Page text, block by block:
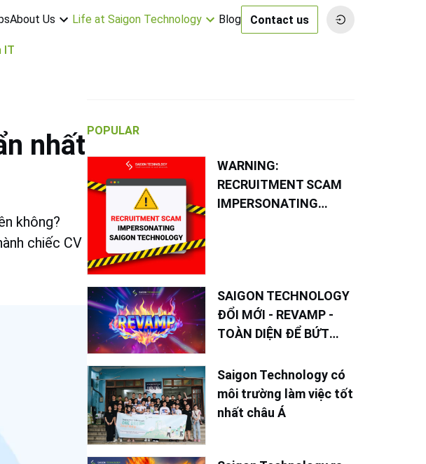
About Us Life at Saigon Technology Blog Contact us
IT
nhất
không?
chiếc CV
POPULAR
WARNING:
RECRUITMENT SCAM
IMPERSONATING
SAIGON TECHNOLOGY
ĐỔI MỚI - REVAMP -
TOÀN DIỆN ĐỂ BỨT
Saigon Technology có
môi trường làm việc tốt
nhất châu Á